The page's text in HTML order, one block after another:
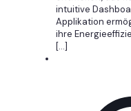
intuitive
Applikation
ihre
[…]